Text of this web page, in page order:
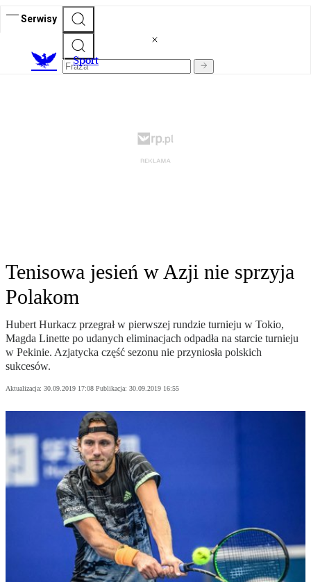
Serwisy
Sport
Tenisowa jesień w Azji nie sprzyja
Polakom
Hubert Hurkacz przegrał w pierwszej rundzie turnieju w Tokio,
Magda Linette po udanych eliminacjach odpadła na starcie turnieju
w Pekinie. Azjatycka część sezonu nie przyniosła polskich
sukcesów.
Aktualizacja: 30.09.2019 17:08 Publikacja: 30.09.2019 16:55